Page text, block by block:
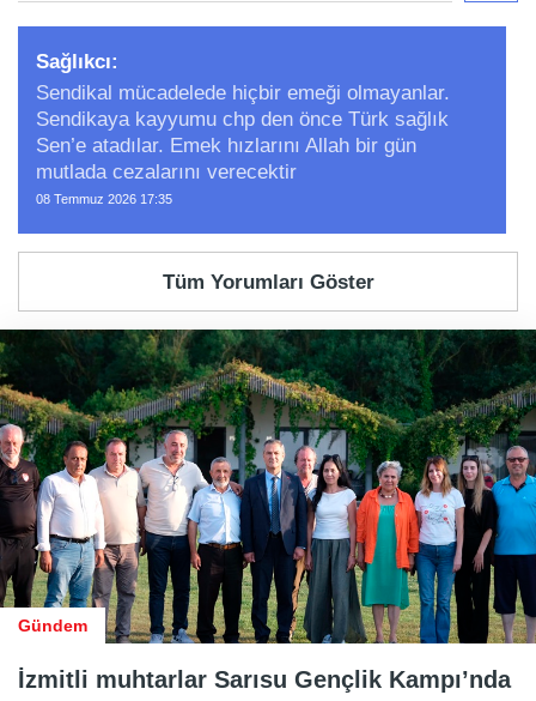
Sağlıkcı:
Sendikal mücadelede hiçbir emeği olmayanlar.
Sendikaya kayyumu chp den önce Türk sağlık
Sen’e atadılar. Emek hızlarını Allah bir gün
mutlada cezalarını verecektir
08 Temmuz 2026 17:35
Tüm Yorumları Göster
Gündem
İzmitli muhtarlar Sarısu Gençlik Kampı’nda